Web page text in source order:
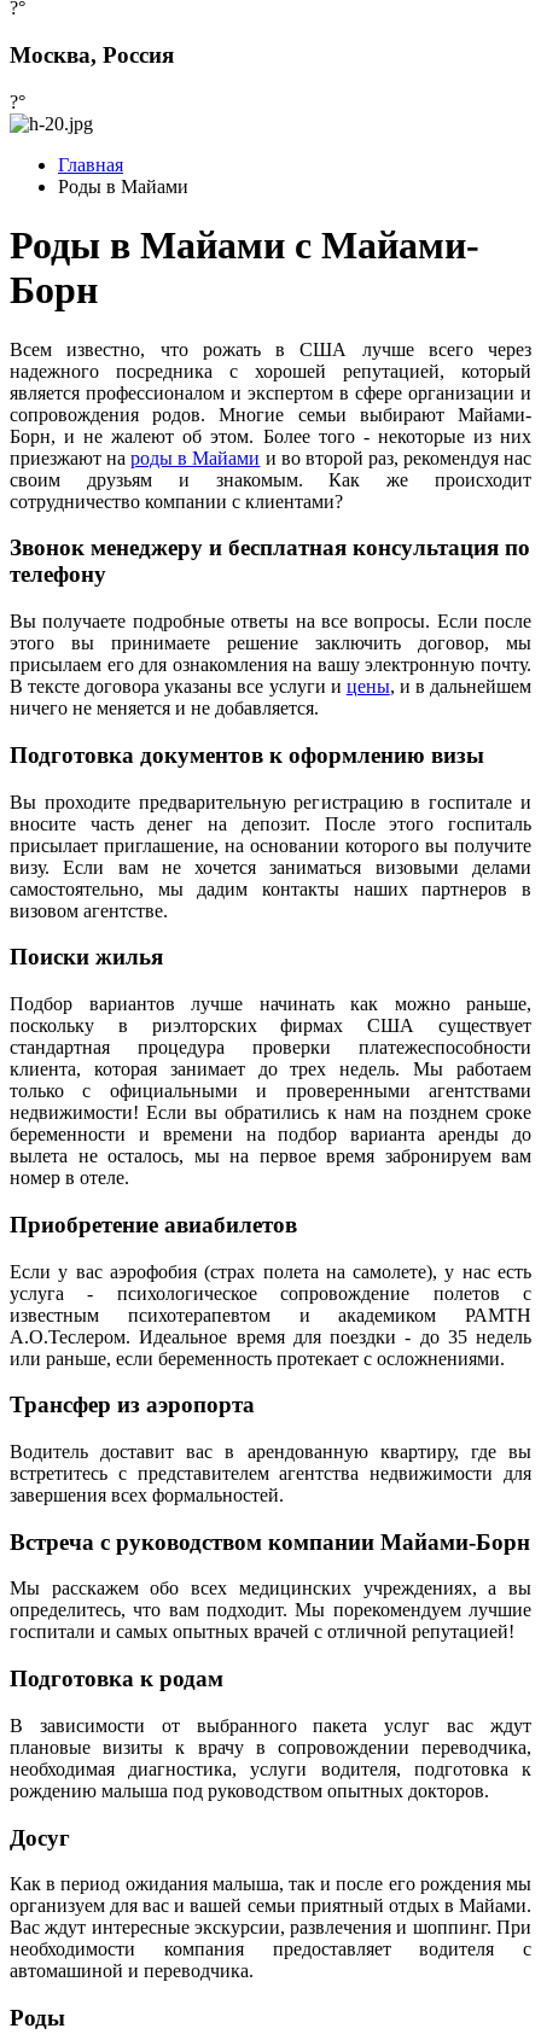
?°
Москва, Россия
?°
Главная
Роды в Майами
Роды в Майами с Майами-
Борн
Всем известно, что рожать в США лучше всего через
надежного посредника с хорошей репутацией, который
является профессионалом и экспертом в сфере организации и
сопровождения родов. Многие семьи выбирают Майами-
Борн, и не жалеют об этом. Более того - некоторые из них
приезжают народы в Майами и во второй раз, рекомендуя нас
своим друзьям и знакомым. Как же происходит
сотрудничество компании с клиентами?
Звонок менеджеру и бесплатная консультация по
телефону
Вы получаете подробные ответы на все вопросы. Если после
этого вы принимаете решение заключить договор, мы
присылаем его для ознакомления на вашу электронную почту.
В тексте договора указаны все услуги и цены, и в дальнейшем
ничего не меняется и не добавляется.
Подготовка документов к оформлению визы
Вы проходите предварительную регистрацию в госпитале и
вносите часть денег на депозит. После этого госпиталь
присылает приглашение, на основании которого вы получите
визу. Если вам не хочется заниматься визовыми делами
самостоятельно, мы дадим контакты наших партнеров в
визовом агентстве.
Поиски жилья
Подбор вариантов лучше начинать как можно раньше,
поскольку в риэлторских фирмах США существует
стандартная процедура проверки платежеспособности
клиента, которая занимает до трех недель. Мы работаем
только с официальными и проверенными агентствами
недвижимости! Если вы обратились к нам на позднем сроке
беременности и времени на подбор варианта аренды до
вылета не осталось, мы на первое время забронируем вам
номер в отеле.
Приобретение авиабилетов
Если у вас аэрофобия (страх полета на самолете), у нас есть
услуга - психологическое сопровождение полетов с
известным психотерапевтом и академиком РАМТН
А.О.Теслером. Идеальное время для поездки - до 35 недель
или раньше, если беременность протекает с осложнениями.
Трансфер из аэропорта
Водитель доставит вас в арендованную квартиру, где вы
встретитесь с представителем агентства недвижимости для
завершения всех формальностей.
Встреча с руководством компании Майами-Борн
Мы расскажем обо всех медицинских учреждениях, а вы
определитесь, что вам подходит. Мы порекомендуем лучшие
госпитали и самых опытных врачей с отличной репутацией!
Подготовка к родам
В зависимости от выбранного пакета услуг вас ждут
плановые визиты к врачу в сопровождении переводчика,
необходимая диагностика, услуги водителя, подготовка к
рождению малыша под руководством опытных докторов.
Досуг
Как в период ожидания малыша, так и после его рождения мы
организуем для вас и вашей семьи приятный отдых в Майами.
Вас ждут интересные экскурсии, развлечения и шоппинг. При
необходимости компания предоставляет водителя с
автомашиной и переводчика.
Роды